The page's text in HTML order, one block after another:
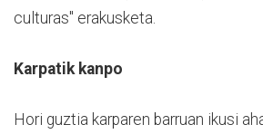
culturas" erakusketa.
Karpatik kanpo
Hori guztia karparen barruan ikusi